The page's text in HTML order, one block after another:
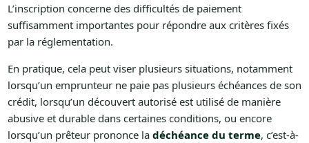
L’inscription concerne des difficultés de paiement
suffisamment importantes pour répondre aux critères fixés
par la réglementation.
En pratique, cela peut viser plusieurs situations, notamment
lorsqu’un emprunteur ne paie pas plusieurs échéances de son
crédit, lorsqu’un découvert autorisé est utilisé de manière
abusive et durable dans certaines conditions, ou encore
lorsqu’un prêteur prononce la déchéance du terme, c’est-à-